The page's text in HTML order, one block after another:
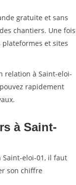
gratuite et sans
chantiers. Une fois
plateformes et sites
relation à Saint-eloi-
rapidement
à Saint-
eloi-01, il faut
son chiffre